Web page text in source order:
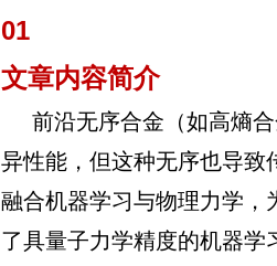
01
文章内容简介
前沿无序合金（如高熵
异性能，但这种无序也导致
融合机器学习与物理力学，
了具量子力学精度的机器学